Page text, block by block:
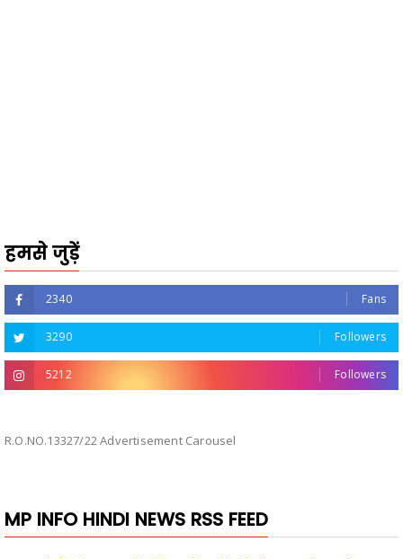
हमसे जुड़ें
2340 Fans
3290 Followers
5212 Followers
R.O.NO.13327/22 Advertisement Carousel
MP INFO HINDI NEWS RSS FEED